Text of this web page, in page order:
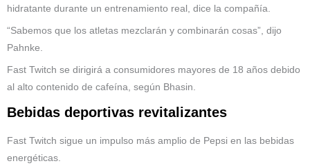
hidratante durante un entrenamiento real, dice la compañía.
“Sabemos que los atletas mezclarán y combinarán cosas”, dijo
Pahnke.
Fast Twitch se dirigirá a consumidores mayores de 18 años debido
al alto contenido de cafeína, según Bhasin.
Bebidas deportivas revitalizantes
Fast Twitch sigue un impulso más amplio de Pepsi en las bebidas
energéticas.